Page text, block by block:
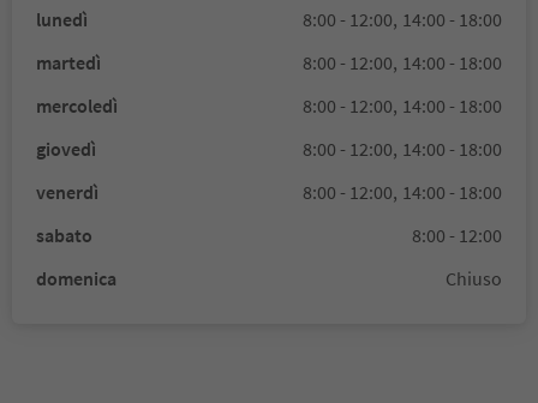
lunedì 8:00 - 12:00, 14:00 - 18:00
martedì
8:00 - 12:00, 14:00 - 18:00
mercoledì
8:00 - 12:00, 14:00 - 18:00
giovedì
8:00 - 12:00, 14:00 - 18:00
venerdì
8:00 - 12:00, 14:00 - 18:00
sabato
8:00 - 12:00
domenica
Chiuso